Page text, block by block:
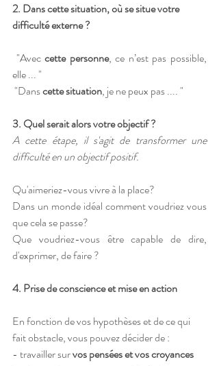
2. Dans cette situation, où se situe votre
difficulté externe ?
­ "Avec cette personne, ce n’est pas possible,
elle ... "
­ "Dans cette situation, je ne peux pas .... "
3. Quel serait alors votre objectif ?
A cette étape, il s'agit de transformer une
difficulté en un objectif positif.
Qu'aimeriez-vous vivre à la place?
Dans un monde idéal comment voudriez vous
que cela se passe?
Que voudriez-vous être capable de dire,
d'exprimer, de faire ?
4. Prise de conscience et mise en action
En fonction de vos hypothèses et de ce qui
fait obstacle, vous pouvez décider de :
- travailler sur vos pensées et vos croyances